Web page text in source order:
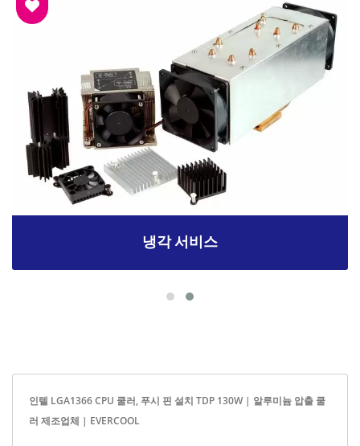
냉각 서비스
인텔 LGA1366 CPU 쿨러, 푸시 핀 설치 TDP 130W | 알루미늄 압출 쿨
러 제조업체 | EVERCOOL